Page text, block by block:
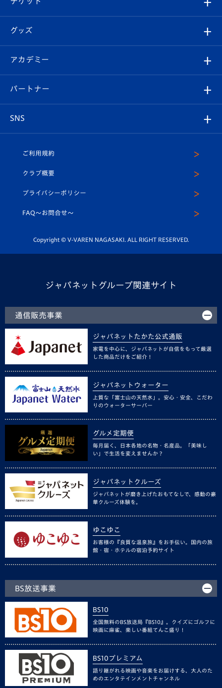
チケット
イベント
メディア
ホームタウン
エンブレム紹介
スタッフプロフィール
マスコット紹介
平和祈念活動
ホームタウン活動
はじめての観戦ガイド
Revive Team
ヴィヴィくんの長崎おもてなしガイド
フォトギャラリー
スタジアムグルメ
チケット
V-LOVERS（ファンクラブ）
プレイヤーズスイート
グッズ
オンラインショップ
店舗情報
アカデミー
育成からのお知らせ
U-18
スクール
パートナー
SNS
ヴィヴィくんインスタグラム
公式LINE＠
ご利用規約
クラブ概要
プライバシーポリシー
FAQ〜お問合せ〜
Copyright © V-VAREN NAGASAKI. ALL RIGHT RESERVED.
ジャパネットグループ関連サイト
通信販売事業
ジャパネットたかた公式通販
家電を中心に、ジャパネットが自信をもって厳選
した商品だけをご紹介！
ジャパネットウォーター
上質な「富士山の天然水」。安心・安全、こだわ
りのウォーターサーバー
グルメ定期便
毎月届く、日本各地の名物・名産品。「美味し
い」で生活を変えませんか？
ジャパネットクルーズ
ジャパネットが磨き上げたおもてなしで、感動の豪
華クルーズ体験を。
ゆこゆこ
お客様の『良質な温泉旅』をお手伝い。国内の旅
館・宿・ホテルの宿泊予約サイト
BS放送事業
BS10
全国無料のBS放送局『BS10』。クイズにゴルフに
映画に麻雀、楽しい番組てんこ盛り！
BS10プレミアム
語り継がれる映画や音楽をお届けする、大人のた
めのエンタテインメントチャンネル